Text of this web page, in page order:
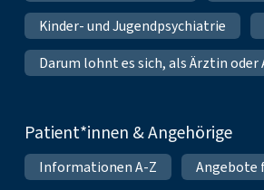
Kinder- und Jugendpsychiatrie
Darum lohnt es sich, als Ärztin
Patient*innen & Angehörige
Informationen A-Z Angebote